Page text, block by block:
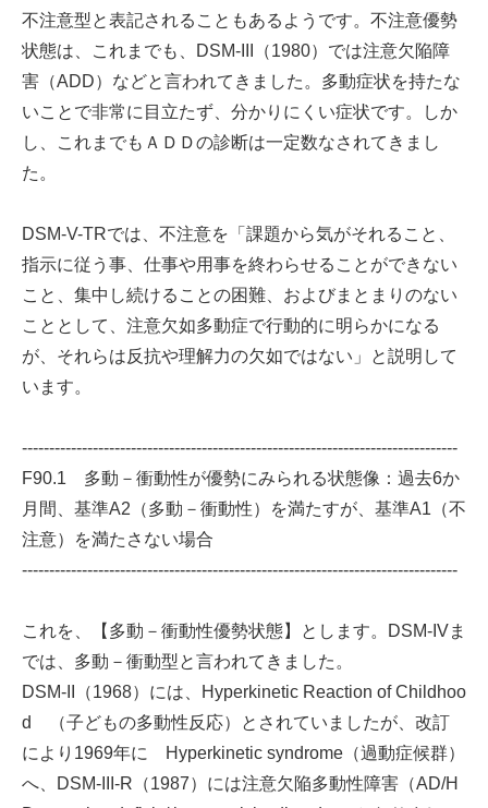
不注意型と表記されることもあるようです。不注意優勢
状態は、これまでも、DSM-III（1980）では注意欠陥障
害（ADD）などと言われてきました。多動症状を持たな
いことで非常に目立たず、分かりにくい症状です。しか
し、これまでもＡＤＤの診断は一定数なされてきまし
た。
DSM-V-TRでは、不注意を「課題から気がそれること、
指示に従う事、仕事や用事を終わらせることができない
こと、集中し続けることの困難、およびまとまりのない
こととして、注意欠如多動症で行動的に明らかになる
が、それらは反抗や理解力の欠如ではない」と説明して
います。
--------------------------------------------------------------------------------
F90.1 多動－衝動性が優勢にみられる状態像：過去6か
月間、基準A2（多動－衝動性）を満たすが、基準A1（不
注意）を満たさない場合
--------------------------------------------------------------------------------
これを、【多動－衝動性優勢状態】とします。DSM-IVま
では、多動－衝動型と言われてきました。
DSM-II（1968）には、Hyperkinetic Reaction of Childhoo
d （子どもの多動性反応）とされていましたが、改訂
により1969年に Hyperkinetic syndrome（過動症候群）
へ、DSM-III-R（1987）には注意欠陥多動性障害（AD/H